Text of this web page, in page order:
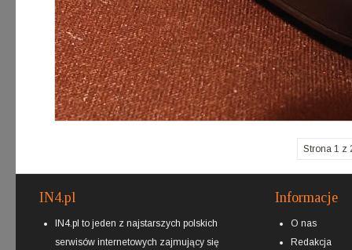
Strona 1 z
IN4.pl
IN4.pl to jeden z najstarszych polskich
serwisów internetowych zajmujący się
Informacje
O nas
Redakcja